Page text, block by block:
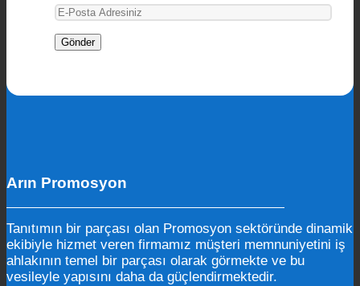
Arın Promosyon
Tanıtımın bir parçası olan Promosyon sektöründe dinamik
ekibiyle hizmet veren firmamız müşteri memnuniyetini iş
ahlakının temel bir parçası olarak görmekte ve bu
vesileyle yapısını daha da güçlendirmektedir.